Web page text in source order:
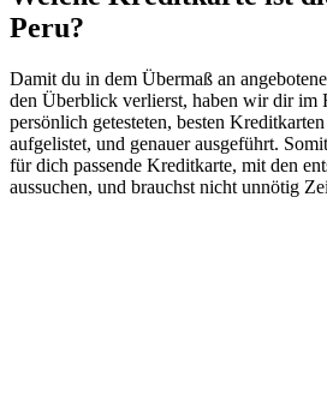
Peru?
Damit du in dem Übermaß an
den Überblick verlierst, haben wir dir im
persönlich getesteten, besten
aufgelistet, und genauer ausgeführt.
für dich passende Kreditkarte, mit den
aussuchen, und brauchst nicht unnötig